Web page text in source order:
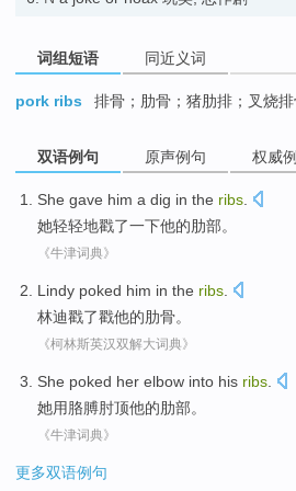
词组短语 同近义词
pork ribs 排骨；肋骨；猪肋排；叉烧
双语例句 原声例句 权威
She gave him a dig in the ribs.
她轻轻地戳了一下他的肋部。
《牛津词典》
Lindy poked him in the ribs
林迪戳了戳他的肋骨。
《柯林斯英汉双解大词典》
She poked her elbow into his ribs
她用 胳膊肘顶他的肋部。
《牛津词典》
更多双语例句